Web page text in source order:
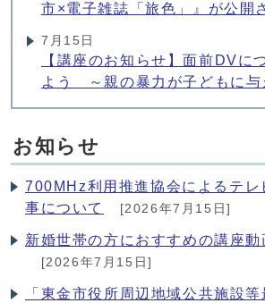
市×電子雑誌「旅色」』が公開
7月15日
【講座のお知らせ】面前DVに
よう ～親の暴力が子どもに与
お知らせ
700MHz利用推進協会によるテレ
事について
[2026年7月15日]
新婚世帯の方におすすめの講座動
[2026年7月15日]
「東金市役所周辺地域公共施設等